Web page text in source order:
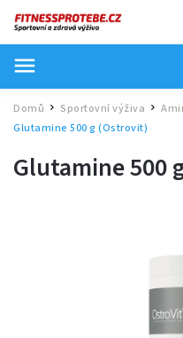
Domů / Sportovní výživa /
Glutamine 500 g (Ostrovit)
Glutamine 500